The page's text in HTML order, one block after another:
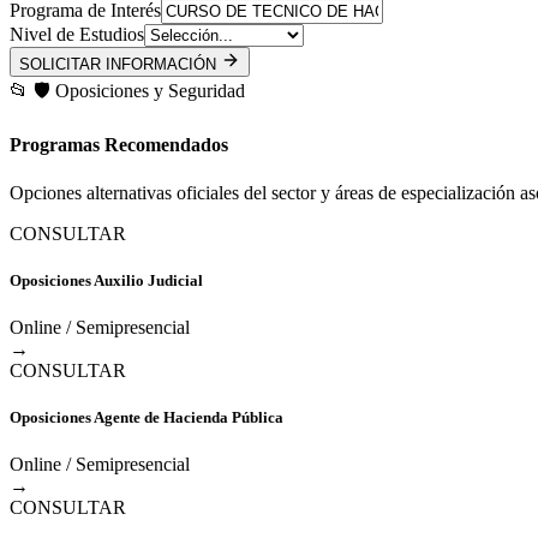
Programa de Interés
Nivel de Estudios
SOLICITAR INFORMACIÓN
📂 🛡️ Oposiciones y Seguridad
Programas Recomendados
Opciones alternativas oficiales del sector y áreas de especialización
CONSULTAR
Oposiciones Auxilio Judicial
Online / Semipresencial
→
CONSULTAR
Oposiciones Agente de Hacienda Pública
Online / Semipresencial
→
CONSULTAR